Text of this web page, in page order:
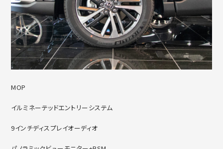
MOP
イルミネーテッドエントリーシステム
9インチディスプレイオーディオ